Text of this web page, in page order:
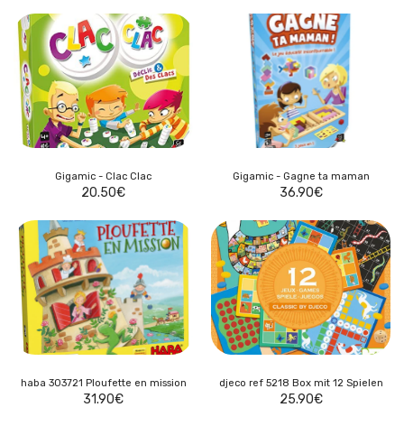
Gigamic - Clac Clac
20.50€
Gigamic - Gagne ta maman
36.90€
haba 303721 Ploufette en mission
31.90€
djeco ref 5218 Box mit 12 Spielen
25.90€